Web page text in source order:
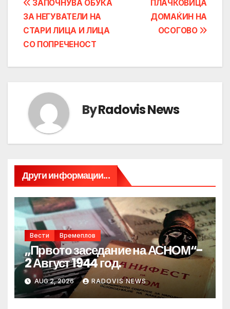
Post
navigation
ПЛАЧКОВИЦА
ДОМАЌИН НА
ОСОГОВО
ЗАПОЧНУВА ОБУКА
ЗА НЕГУВАТЕЛИ НА
СТАРИ ЛИЦА И ЛИЦА
СО ПОПРЕЧЕНОСТ
ByRadovis News
Други информации...
Вести Времеплов
„Првото заседание на АСНОМ“-
2 Август 1944 год.
AUG 2, 2026 RADOVIS NEWS